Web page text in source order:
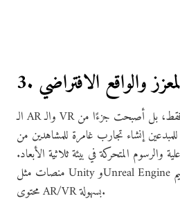
والواقع الافتراضي
الـ AR والـ VR لم تعد حكراً على الألعاب فقط، بل أصبحت جزءًا من
إنشاء تجارب غامرة للمشاهدين من
والرسوم المتحركة في بيئة ثلاثية الأبعاد.
منصات مثل Unity وUnreal Engine توفر أدوات متقدمة لتصميم
محتوى AR/VR بسهولة.